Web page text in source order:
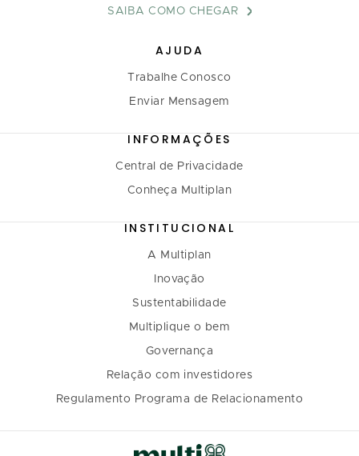
SAIBA COMO CHEGAR
AJUDA
Trabalhe Conosco
Enviar Mensagem
INFORMAÇÕES
Central de Privacidade
Conheça Multiplan
INSTITUCIONAL
A Multiplan
Inovação
Sustentabilidade
Multiplique o bem
Governança
Relação com investidores
Regulamento Programa de Relacionamento